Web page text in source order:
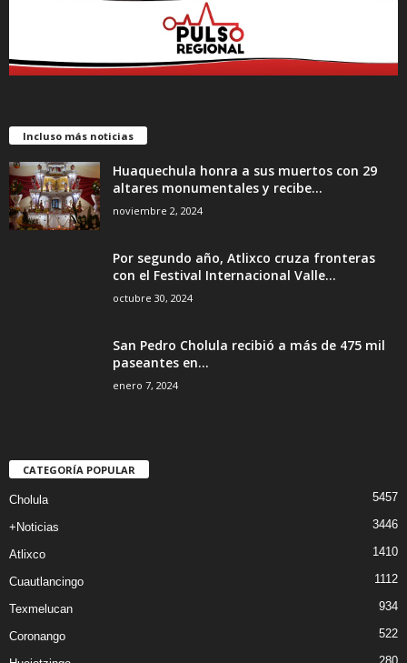
Incluso más noticias
Huaquechula honra a sus muertos con 29
altares monumentales y recibe...
noviembre 2, 2024
Por segundo año, Atlixco cruza fronteras
con el Festival Internacional Valle...
octubre 30, 2024
San Pedro Cholula recibió a más de 475 mil
paseantes en...
enero 7, 2024
CATEGORÍA POPULAR
Cholula 5457
+Noticias 3446
Atlixco 1410
Cuautlancingo 1112
Texmelucan 934
Coronango 522